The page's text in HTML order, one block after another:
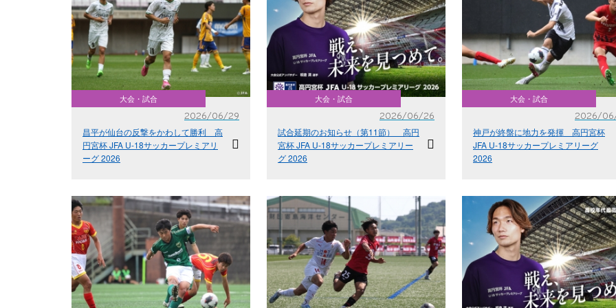
大会・試合
2026/06/29
昌平が仙台の反撃をかわして勝利 高
円宮杯 JFA U-18サッカープレミアリ
ーグ 2026
大会・試合
2026/06/26
試合延期のお知らせ（第11節） 高円
宮杯 JFA U-18サッカープレミアリー
グ 2026
大会・試合
2026/
神戸が終盤に地力を発揮 高円宮杯
JFA U-18サッカープレミアリーグ
2026